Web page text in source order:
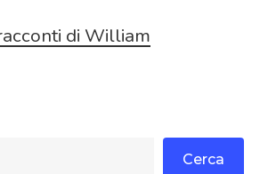
di William
Cerca